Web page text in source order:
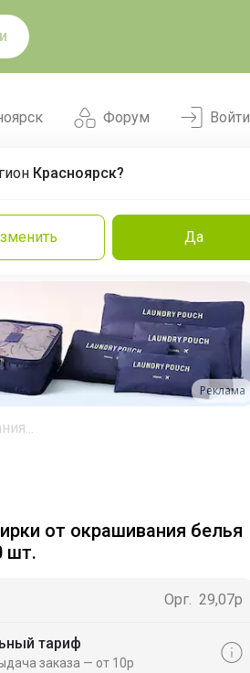
Форум
Красноярск?
Да
Войти
Эксперты
Реклама
от окрашивания белья
шт.
Орг. 29,07р
тариф
заказа — от 10р